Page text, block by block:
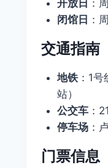
开放日 ：
闭馆日 ：
交通指南
地铁：1号
站）
公交车：
停车场：
门票信息